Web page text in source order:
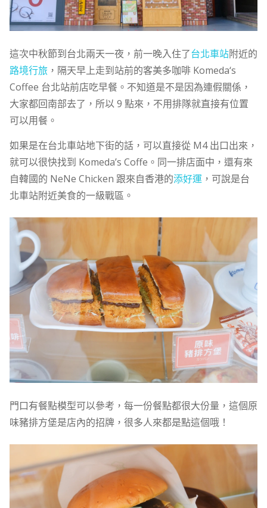
這次中秋節到台北兩天一夜，前一晚入住了台北車站附近的
路境行旅，隔天早上走到站前的客美多咖啡 Komeda‘s
Coffee 台北站前店吃早餐。不知道是不是因為連假關係，
大家都回南部去了，所以 9 點來，不用排隊就直接有位置
可以用餐。
如果是在台北車站地下街的話，可以直接從 M4 出口出來，
就可以很快找到 Komeda’s Coffe。同一排店面中，還有來
自韓國的 NeNe Chicken 跟來自香港的添好運，可說是台
北車站附近美食的一級戰區。
門口有餐點模型可以參考，每一份餐點都很大份量，這個原
味豬排方堡是店內的招牌，很多人來都是點這個哦！